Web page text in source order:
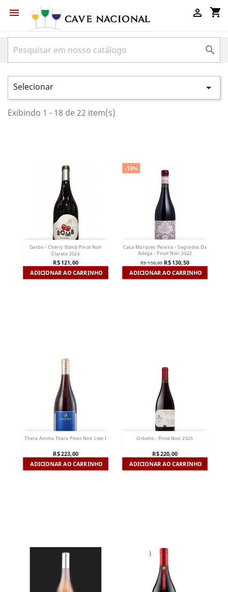
 shopping_cart


Selecionar 
Exibindo 1 - 18 de 22 item(s)
Garbo - Cherry Bomb Pinot Noir
Clarete 2026
R$ 121,00
ADICIONAR AO CARRINHO
Casa Marques Pereira - Segredos Da
Adega - Pinot Noir 2022
R$ 150,00 R$ 130,50
ADICIONAR AO CARRINHO
-13%
Thera Anima Thera Pinot Noir Lote I
R$ 223,00
ADICIONAR AO CARRINHO
Orbello - Pinot Noir 2025
R$ 220,00
ADICIONAR AO CARRINHO